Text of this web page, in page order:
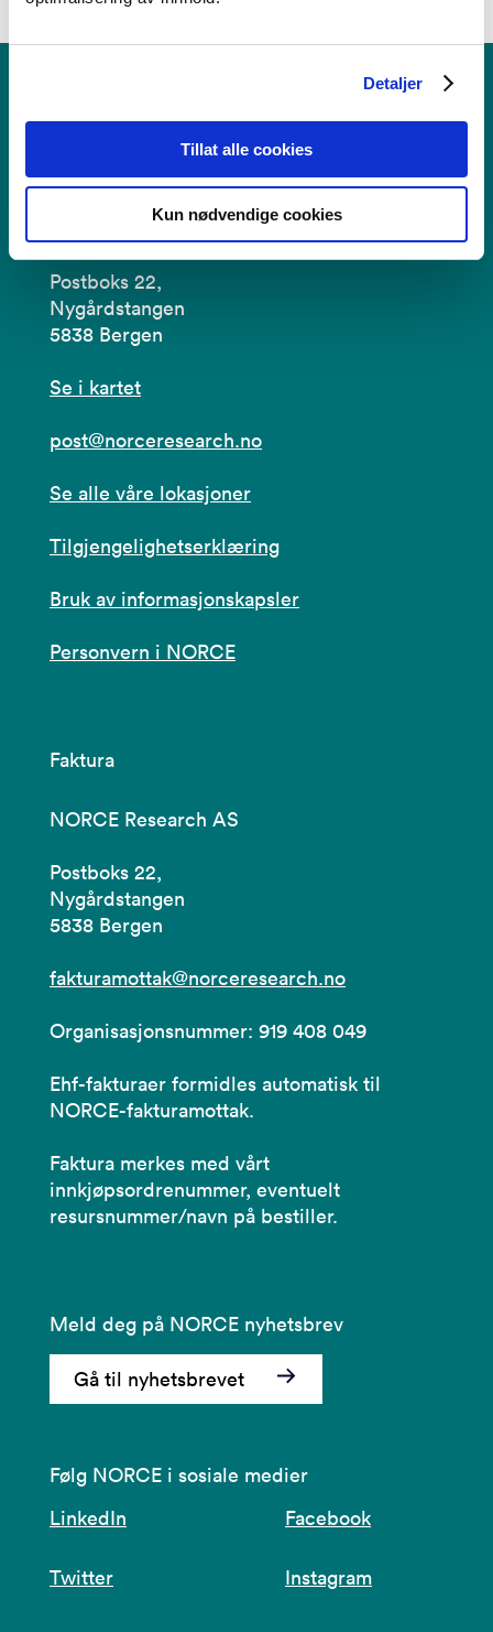
Detaljer
Tillat alle cookies
Kun nødvendige cookies
Postboks 22,
Nygårdstangen
5838 Bergen
Se i kartet
post@norceresearch.no
Se alle våre lokasjoner
Tilgjengelighetserklæring
Bruk av informasjonskapsler
Personvern i NORCE
Faktura
NORCE Research AS
Postboks 22,
Nygårdstangen
5838 Bergen
fakturamottak@norceresearch.no
Organisasjonsnummer: 919 408 049
Ehf-fakturaer formidles automatisk til
NORCE-fakturamottak.
Faktura merkes med vårt
innkjøpsordrenummer, eventuelt
resursnummer/navn på bestiller.
Meld deg på NORCE nyhetsbrev
Gå til nyhetsbrevet
Følg NORCE i sosiale medier
LinkedIn
Facebook
Twitter Instagram